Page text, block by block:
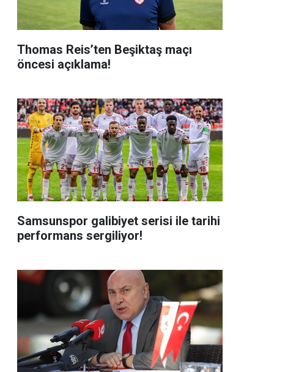
Thomas Reis’ten Beşiktaş maçı
öncesi açıklama!
Samsunspor galibiyet serisi ile tarihi
performans sergiliyor!